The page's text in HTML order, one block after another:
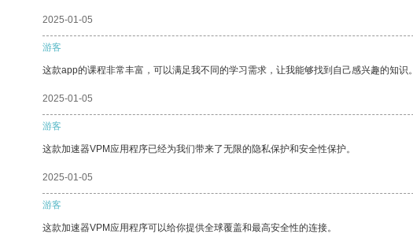
2025-01-05
游客
这款app的课程非常丰富，可以满足我不同的学习需求，让我能够找到自己感兴趣的知识。
2025-01-05
游客
这款加速器VPM应用程序已经为我们带来了无限的隐私保护和安全性保护。
2025-01-05
游客
这款加速器VPM应用程序可以给你提供全球覆盖和最高安全性的连接。